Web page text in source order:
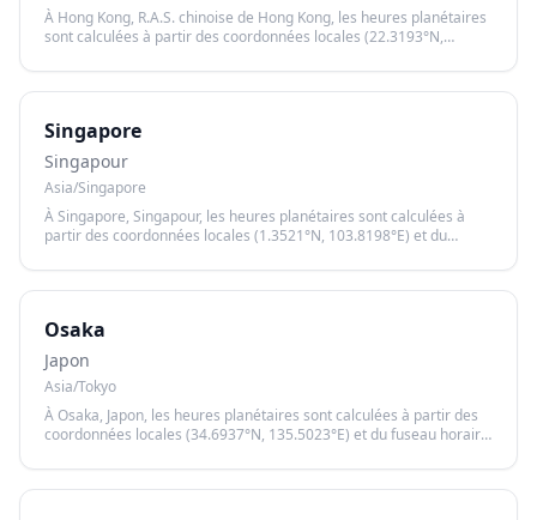
À Hong Kong, R.A.S. chinoise de Hong Kong, les heures planétaires
sont calculées à partir des coordonnées locales (22.3193°N,
calcul précis basé sur le lever et le coucher du soleil.
Singapore
Singapour
Asia/Singapore
À Singapore, Singapour, les heures planétaires sont calculées à
partir des coordonnées locales (1.3521°N, 103.8198°E) et du
sur le lever et le coucher du soleil.
Osaka
Japon
Asia/Tokyo
À Osaka, Japon, les heures planétaires sont calculées à partir des
coordonnées locales (34.6937°N, 135.5023°E) et du fuseau horaire
coucher du soleil.